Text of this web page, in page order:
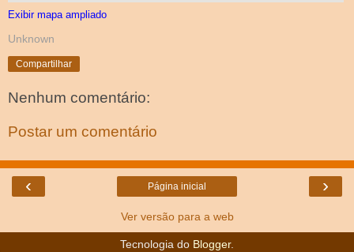
Exibir mapa ampliado
Unknown
Compartilhar
Nenhum comentário:
Postar um comentário
‹ ›
Página inicial
Ver versão para a web
Tecnologia do Blogger.